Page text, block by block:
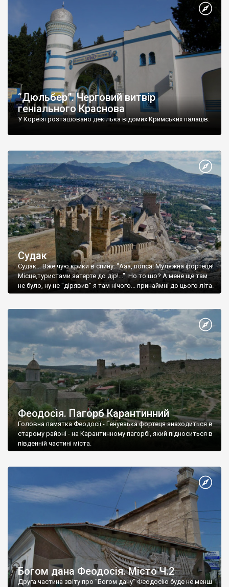
“Дюльбер”. Черговий витвір
геніального Краснова
У Кореїзі розташовано декілька відомих Кримських палаців.
Судак
Судак... Вже чую крики в спину: "Ааа, попса! Муляжна фортеця!
Місце,туристами затерте до дір!..." Но то шо? А мене ще там
не було, ну не "дірявив" я там нічого... принаймні до цього літа.
Феодосія. Пагорб Карантинний
Головна памятка Феодосії - Генуезька фортеця знаходиться в
старому районі - на Карантинному пагорбі, який підноситься в
південній частині міста.
Богом дана Феодосія. Місто Ч.2
Друга частина звіту про "Богом дану" Феодосію буде не менш